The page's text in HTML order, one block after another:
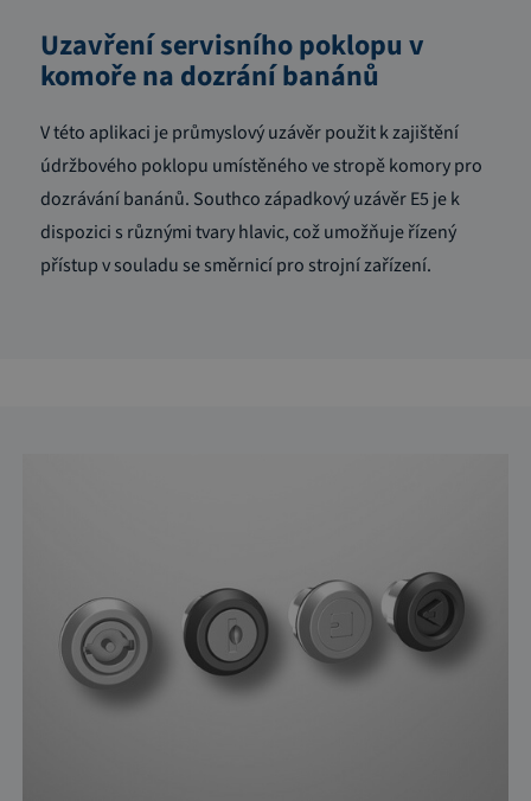
Uzavření servisního poklopu v
komoře na dozrání banánů
V této aplikaci je průmyslový uzávěr použit k zajištění
údržbového poklopu umístěného ve stropě komory pro
dozrávání banánů. Southco západkový uzávěr E5 je k
dispozici s různými tvary hlavic, což umožňuje řízený
přístup v souladu se směrnicí pro strojní zařízení.